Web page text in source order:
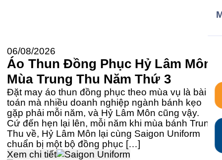
06/08/2026
Áo Thun Đồng Phục Hỷ Lâm Môn
Mùa Trung Thu Năm Thứ 3
Đặt may áo thun đồng phục theo mùa vụ là bài
toán mà nhiều doanh nghiệp ngành bánh kẹo
gặp phải mỗi năm, và Hỷ Lâm Môn cũng vậy.
Cứ đến hẹn lại lên, mỗi năm khi mùa bánh Trung
Thu về, Hỷ Lâm Môn lại cùng Saigon Uniform
chuẩn bị một bộ đồng phục […]
Xem chi tiết